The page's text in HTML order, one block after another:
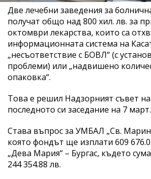
Две лечебни заведения за
получат общо над 800 хил. лв. за
октомври лекарства, които са
информационната система на
„несъответствие с БОВЛ“ (с
проблеми) или „надвишено
опаковка“.
Това е решил Надзорният съвет
последното си заседание на 7 март.
Става въпрос за УМБАЛ „Св.
която фондът ще изплати 609
„Дева Мария“ – Бургас, където
244 354.88 лв.